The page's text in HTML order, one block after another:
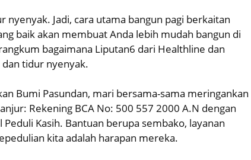
nyenyak. Jadi, cara utama bangun pagi berkaitan
baik akan membuat Anda lebih mudah bangun di
bagaimana Liputan6 dari Healthline dan
tidur nyenyak.
Bumi Pasundan, mari bersama-sama meringankan
Rekening BCA No: 500 557 2000 A.N dengan
Kasih. Bantuan berupa sembako, layanan
kita adalah harapan mereka.